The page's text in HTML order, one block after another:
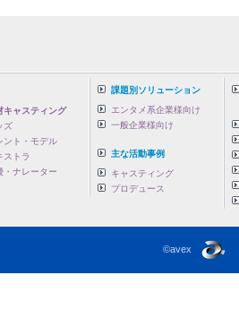
キャスティング
ズ
ント・モデル
ストラ
・ナレーター
課題別ソリューション
エンタメ系企業様向け
一般企業様向け
主な活動事例
キャスティング
プロデュース
©avex